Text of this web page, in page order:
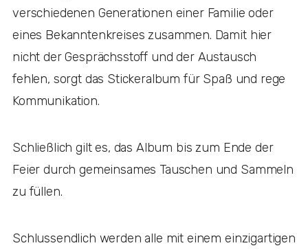
verschiedenen Generationen einer Familie oder
eines Bekanntenkreises zusammen. Damit hier
nicht der Gesprächsstoff und der Austausch
fehlen, sorgt das Stickeralbum für Spaß und rege
Kommunikation.
Schließlich gilt es, das Album bis zum Ende der
Feier durch gemeinsames Tauschen und Sammeln
zu füllen.
Schlussendlich werden alle mit einem einzigartigen